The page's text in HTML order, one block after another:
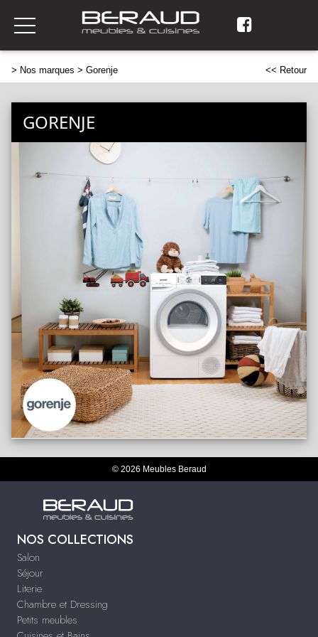
> Nos marques > Gorenje << Retour
GORENJE
© 2026 Meubles Beraud
NOS COLLECTIONS
Salon
Séjour
Literie
Chambre et Dressing
Petits meubles